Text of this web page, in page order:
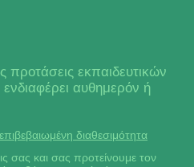
προτάσεις εκπαιδευτικών
αυθημερόν ή
επιβεβαιωμένη διαθεσιμότητα
σας και σας προτείνουμε τον